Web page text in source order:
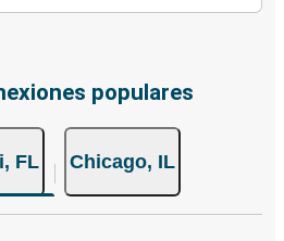
populares
FL Chicago, IL